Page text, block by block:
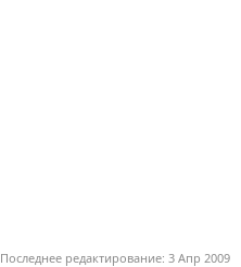
Последнее редактирование: 3 Апр 2009